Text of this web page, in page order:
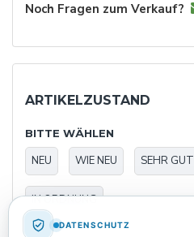
ARTIKELZUSTAND
BITTE WÄHLEN
NEU WIE NEU SEHR GUT
IN ORDNUNG
Noch Fragen zum Verkauf?
DATENSCHUTZ